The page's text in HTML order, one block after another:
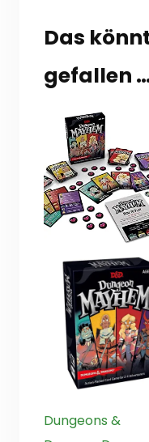
Das
gefallen
Dungeons &